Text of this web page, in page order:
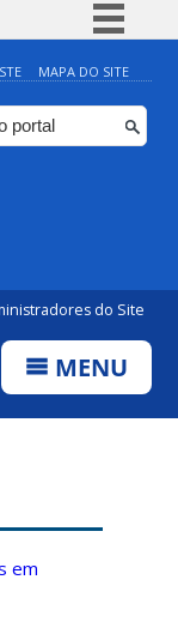
BR
MAPA DO SITE
do Site
MENU
em